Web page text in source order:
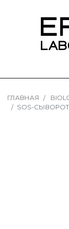
ГЛАВНАЯ
SOS-